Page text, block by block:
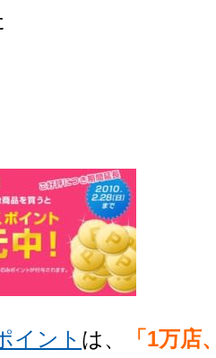
イント は、
「1万店